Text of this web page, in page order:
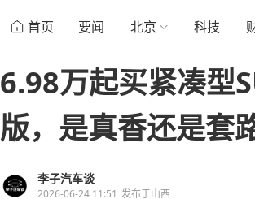
首页 要闻 北京 科技
6.98万起买紧凑型
版，是真香还是套
李子汽车谈
2026-06-24 11:51 发布于山西